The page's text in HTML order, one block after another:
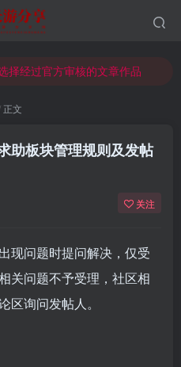
择经过官方审核的文章作品
择经过官方审核的文章作品
正文
助板块管理规则及发帖
关注
现问题时提问解决，仅受
关问题不予受理，社区相
区询问发帖人。